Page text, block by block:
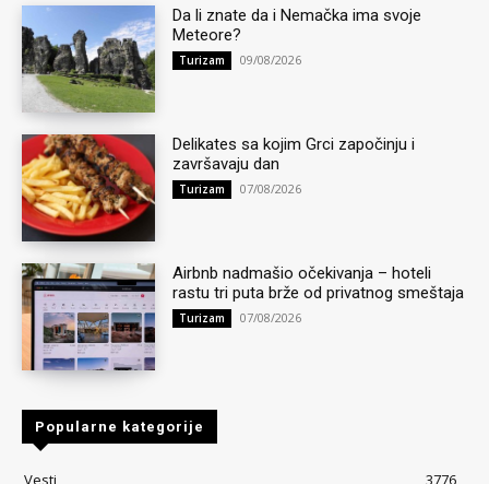
Da li znate da i Nemačka ima svoje
Meteore?
Turizam 09/08/2026
Delikates sa kojim Grci započinju i
završavaju dan
Turizam 07/08/2026
Airbnb nadmašio očekivanja – hoteli
rastu tri puta brže od privatnog smeštaja
Turizam 07/08/2026
Popularne kategorije
Vesti 3776